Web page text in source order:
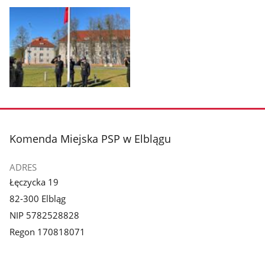
zdjęcie
galerii.
stopka
Komenda Miejska PSP w Elblągu
ADRES
Łęczycka 19
82-300 Elbląg
NIP 5782528828
Regon 170818071